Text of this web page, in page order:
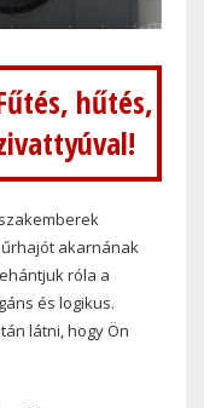
hűtés,
akarnának
róla a
és logikus.
látni, hogy Ön